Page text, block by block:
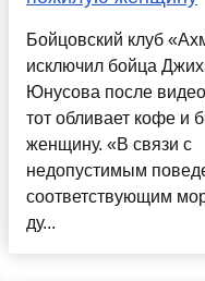
Бойцовский клуб
исключил бойца
Юнусова после
тот обливает кофе и
женщину. «В связи с
недопустимым
соответствующим
ду...